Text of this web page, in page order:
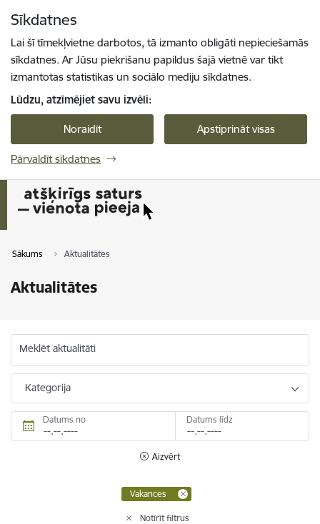
Sīkdatnes
Lai šī tīmekļvietne darbotos, tā izmanto obligāti nepieciešamās
sīkdatnes. Ar Jūsu piekrišanu papildus šajā vietnē var tikt
izmantotas statistikas un sociālo mediju sīkdatnes.
Lūdzu, atzīmējiet savu izvēli:
Noraidīt Apstiprināt visas
Pārvaldīt sīkdatnes
Sākums Aktualitātes
Aktualitātes
Meklēt aktualitāti
Kategorija
Datums no Datums līdz
Aizvērt
Vakances
Notīrīt filtrus